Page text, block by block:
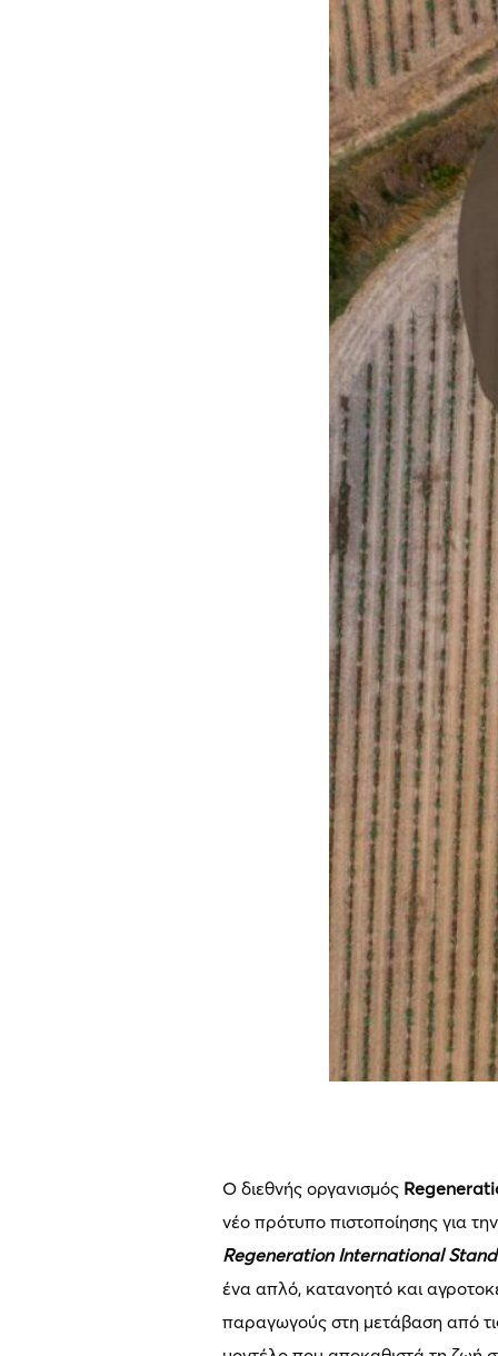
Ο διεθνής οργανισμός
νέο πρότυπο πιστοποίησης για
Regeneration International
ένα απλό, κατανοητό και
παραγωγούς στη μετάβαση από